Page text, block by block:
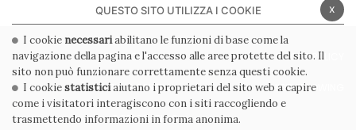
PRIVACY POLICY COOKIE POLICY
CONDIZIONI GENERALI WHISTLEBLOWING
CODICE ETICO
x
QUESTO SITO UTILIZZA I COOKIE
I cookie necessariabilitano le funzioni di base come la
navigazione della pagina e l'accesso alle aree protette del sito. Il
sito non può funzionare correttamente senza questi cookie.
I cookiestatisticiaiutano i proprietari del sito web a capire
come i visitatori interagiscono con i siti raccogliendo e
trasmettendo informazioni in forma anonima.